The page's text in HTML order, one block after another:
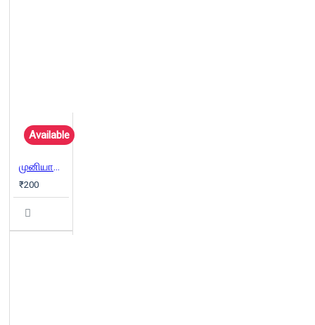
Available
முனியாண்டி விலாஸ்
₹200